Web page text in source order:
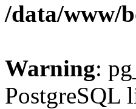
/data/www/
Warning:
PostgreSQL